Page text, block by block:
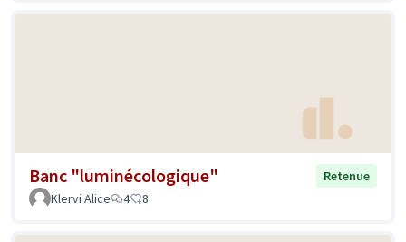
Banc "luminécologique"
Retenue
Klervi Alice
4 8